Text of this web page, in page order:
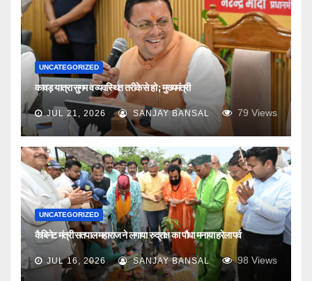
UNCATEGORIZED
कावड़ यात्रा सुगम व व्यवस्थित तरीके से हो ; मुख्यमंत्री
JUL 21, 2026 SANJAY BANSAL 79 Views
UNCATEGORIZED
कैबिनेट मंत्री सतपाल महाराज ने लगाया रुद्राक्ष का पौधा मनाया हरेला पर्व
JUL 16, 2026 SANJAY BANSAL 98 Views